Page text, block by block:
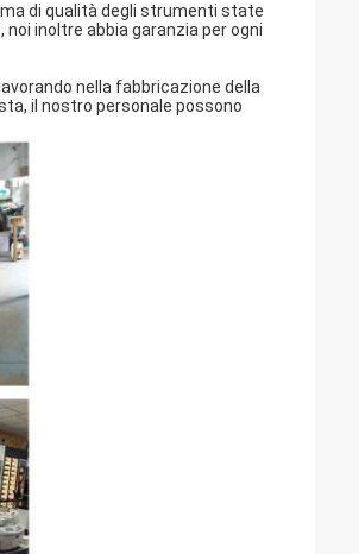
di qualità degli strumenti state
inoltre abbia garanzia per ogni
nella fabbricazione della
il nostro personale possono